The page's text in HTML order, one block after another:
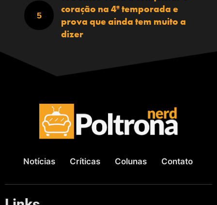
coração na 4ª temporada e
prova que ainda tem muito a
dizer
Notícias Críticas Colunas Contato